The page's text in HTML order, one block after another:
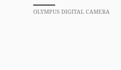
OLYMPUS DIGITAL CAMERA